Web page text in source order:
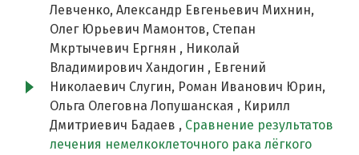
Левченко, Александр Евгеньевич Михнин,
Олег Юрьевич Мамонтов, Степан
Мкртычевич Ергнян , Николай
Владимирович Хандогин , Евгений
Николаевич Слугин, Роман Иванович Юрин,
Ольга Олеговна Лопушанская , Кирилл
Дмитриевич Бадаев , Сравнение результатов
лечения немелкоклеточного рака лёгкого